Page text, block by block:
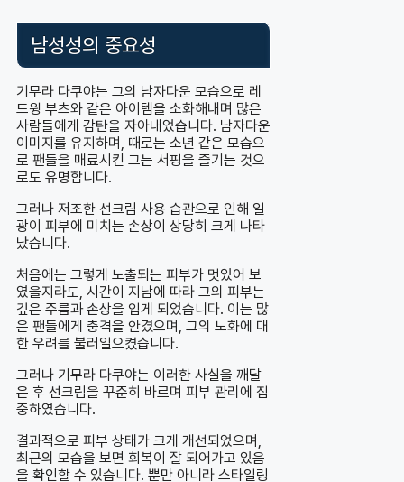
남성성의 중요성
기무라 다쿠야는 그의 남자다운 모습으로 레
드윙 부츠와 같은 아이템을 소화해내며 많은
사람들에게 감탄을 자아내었습니다. 남자다운
이미지를 유지하며, 때로는 소년 같은 모습으
로 팬들을 매료시킨 그는 서핑을 즐기는 것으
로도 유명합니다.
그러나 저조한 선크림 사용 습관으로 인해 일
광이 피부에 미치는 손상이 상당히 크게 나타
났습니다.
처음에는 그렇게 노출되는 피부가 멋있어 보
였을지라도, 시간이 지남에 따라 그의 피부는
깊은 주름과 손상을 입게 되었습니다. 이는 많
은 팬들에게 충격을 안겼으며, 그의 노화에 대
한 우려를 불러일으켰습니다.
그러나 기무라 다쿠야는 이러한 사실을 깨달
은 후 선크림을 꾸준히 바르며 피부 관리에 집
중하였습니다.
결과적으로 피부 상태가 크게 개선되었으며,
최근의 모습을 보면 회복이 잘 되어가고 있음
을 확인할 수 있습니다. 뿐만 아니라 스타일링